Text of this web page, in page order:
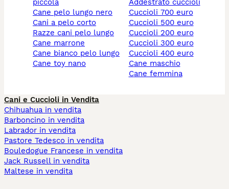
piccola
cane pelo lungo nero
cani a pelo corto
razze cani pelo lungo
cane marrone
cane bianco pelo lungo
cane toy nano
addestrato cuccioli
cuccioli 700 euro
cuccioli 500 euro
cuccioli 200 euro
cuccioli 300 euro
cuccioli 400 euro
cane maschio
cane femmina
Cani e Cuccioli in Vendita
Chihuahua in vendita
Barboncino in vendita
Labrador in vendita
Pastore Tedesco in vendita
Bouledogue Francese in vendita
Jack Russell in vendita
Maltese in vendita